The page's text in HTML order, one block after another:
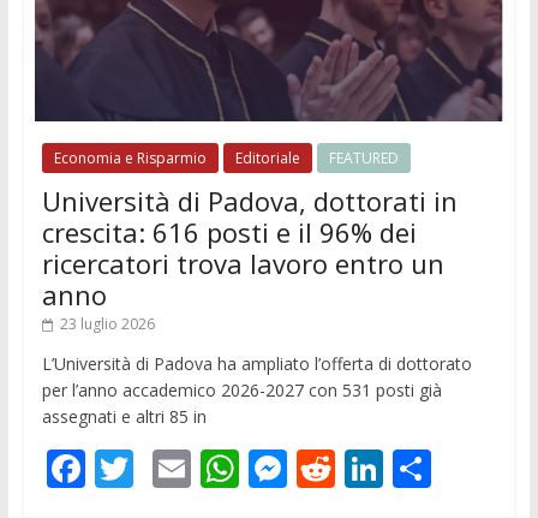
Economia e Risparmio Editoriale FEATURED
Università di Padova, dottorati in
crescita: 616 posti e il 96% dei
ricercatori trova lavoro entro un
anno
23 luglio 2026
L’Università di Padova ha ampliato l’offerta di dottorato
per l’anno accademico 2026-2027 con 531 posti già
assegnati e altri 85 in
F T E W M R Li C